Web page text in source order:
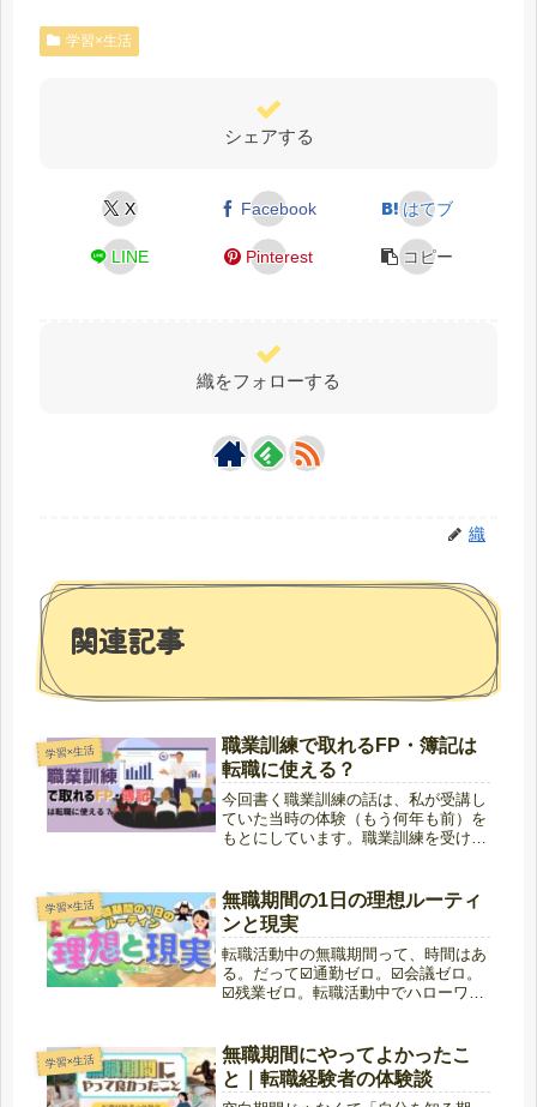
学習×生活
シェアする
X Facebook はてブ
LINE Pinterest コピー
織をフォローする
織
関連記事
学習×生活
職業訓練で取れるFP・簿記は
転職に使える？
今回書く職業訓練の話は、私が受講し
ていた当時の体験（もう何年も前）を
もとにしています。職業訓練を受けら
アップのための勉強ができる。この点
だけを見ると、とても「お得な制度」
に...
学習×生活
無職期間の1日の理想ルーティ
ンと現実
転職活動中の無職期間って、時間はあ
る。だって☑️通勤ゼロ。☑️会議ゼロ。
☑️残業ゼロ。転職活動中でハローワー
活リズムを整えよう。自堕落にはなら
ないようにしよう。せっかくの“...
学習×生活
無職期間にやってよかったこ
と｜転職経験者の体験談